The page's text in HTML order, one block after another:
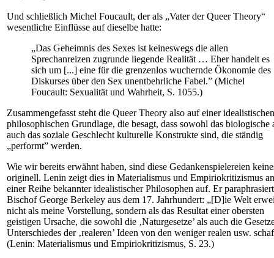
Und schließlich Michel Foucault, der als „Vater der Queer Theory“
wesentliche Einflüsse auf dieselbe hatte:
„Das Geheimnis des Sexes ist keineswegs die allen
Sprechanreizen zugrunde liegende Realität … Eher handelt es
sich um [...] eine für die grenzenlos wuchernde Ökonomie des
Diskurses über den Sex unentbehrliche Fabel.” (Michel
Foucault: Sexualität und Wahrheit, S. 1055.)
Zusammengefasst steht die Queer Theory also auf einer idealistischen
philosophischen Grundlage, die besagt, dass sowohl das biologische
auch das soziale Geschlecht kulturelle Konstrukte sind, die ständig
„performt” werden.
Wie wir bereits erwähnt haben, sind diese Gedankenspielereien
originell. Lenin zeigt dies in Materialismus und Empiriokritizismus
einer Reihe bekannter idealistischer Philosophen auf. Er
Bischof George Berkeley aus dem 17. Jahrhundert: „[D]ie Welt
nicht als meine Vorstellung, sondern als das Resultat einer obersten
geistigen Ursache, die sowohl die ‚Naturgesetze’ als auch die
Unterschiedes der ‚realeren’ Ideen von den weniger realen usw.
(Lenin: Materialismus und Empiriokritizismus, S. 23.)